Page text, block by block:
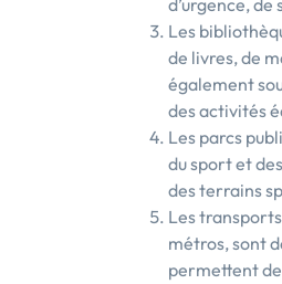
d’urgence,
Les
de livres, de
également
des activités
Les parcs
du sport et
des terrains
Les
métros, sont
permettent